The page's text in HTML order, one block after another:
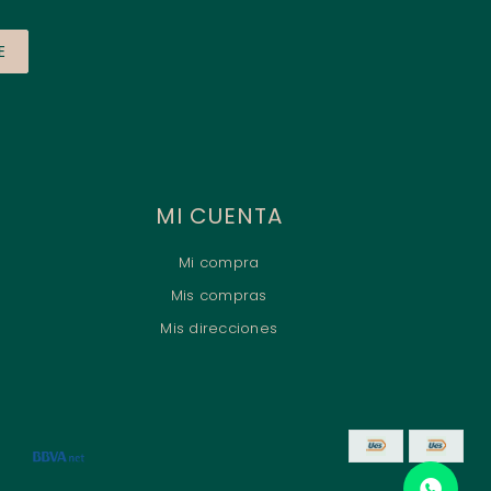
MI CUENTA
Mi compra
Mis compras
Mis direcciones